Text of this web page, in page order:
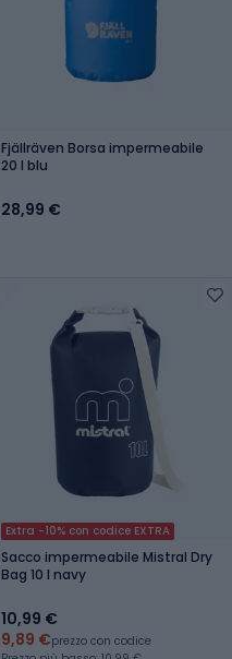
Fjällräven Borsa impermeabile
20 l blu
28,99 €
Extra -10% con codice EXTRA
Sacco impermeabile Mistral Dry
Bag 10 l navy
10,99 €
9,89 €prezzo con codice